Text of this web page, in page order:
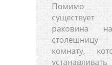
Помимо
раковина
комнату,